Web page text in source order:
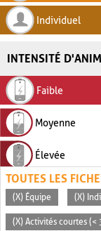
Individuel
INTENSITÉ
Faible
Moyenne
Élevée
TOUTES LES
(X) Équipe (X)
(X) Activités courtes (<